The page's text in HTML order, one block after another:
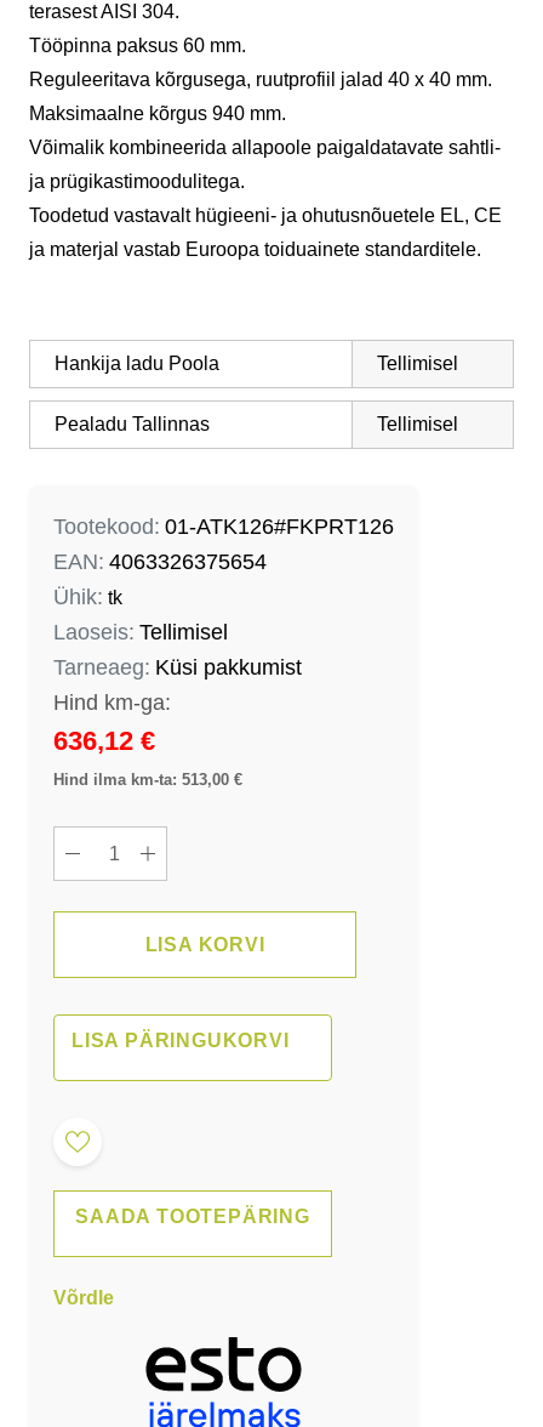
terasest AISI 304.
Tööpinna paksus 60 mm.
Reguleeritava kõrgusega, ruutprofiil jalad 40 x 40 mm.
Maksimaalne kõrgus 940 mm.
Võimalik kombineerida allapoole paigaldatavate sahtli-
ja prügikastimoodulitega.
Toodetud vastavalt hügieeni- ja ohutusnõuetele EL, CE
ja materjal vastab Euroopa toiduainete standarditele.
Hankija ladu Poola Tellimisel
Pealadu Tallinnas Tellimisel
Tootekood: 01-ATK126#FKPRT126
EAN: 4063326375654
Ühik: tk
Laoseis: Tellimisel
Tarneaeg: Küsi pakkumist
636,12 €
Hind ilma km-ta: 513,00 €
LISA KORVI
LISA PÄRINGUKORVI
SAADA TOOTEPÄRING
Võrdle